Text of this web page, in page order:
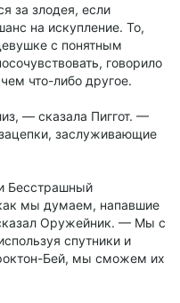
за злодея, если
на искупление. То,
с понятным
говорило
что-либо другое.
— сказала Пиггот. —
заслуживающие
Бесстрашный
мы думаем, напавшие
Оружейник. — Мы с
спутники и
Бей, мы сможем их